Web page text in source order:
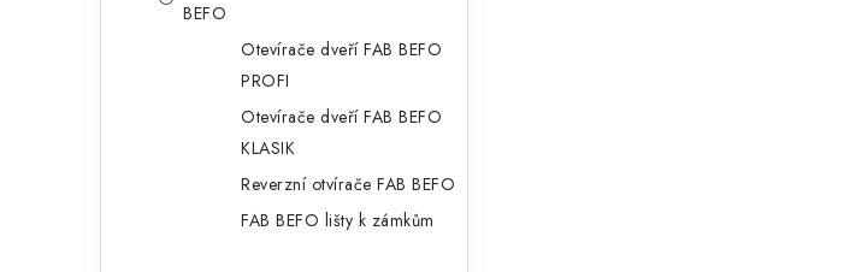
BEFO
Otevírače dveří FAB BEFO
PROFI
Otevírače dveří FAB BEFO
KLASIK
Reverzní otvírače FAB BEFO
FAB BEFO lišty k zámkům